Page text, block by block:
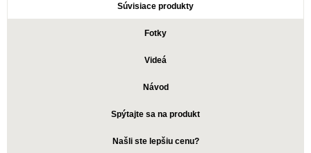
Súvisiace produkty
Fotky
Videá
Návod
Spýtajte sa na produkt
Našli ste lepšiu cenu?